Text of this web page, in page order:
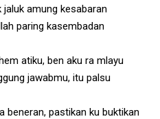
jaluk amung kesabaran
paring kasembadan
atiku, ben aku ra mlayu
jawabmu, itu palsu
beneran, pastikan ku buktikan